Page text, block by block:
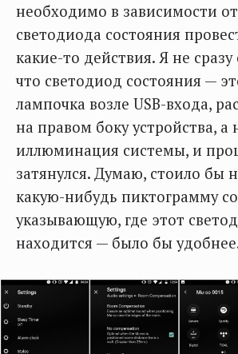
необходимо в зависимости
светодиода состояния
какие-то действия. Я не сразу
что светодиод состояния —
лампочка возле USB-входа,
на правом боку устройства, а
иллюминация системы, и
затянулся. Думаю, стоило бы
какую-нибудь пиктограмму
указывающую, где этот
находится — было бы